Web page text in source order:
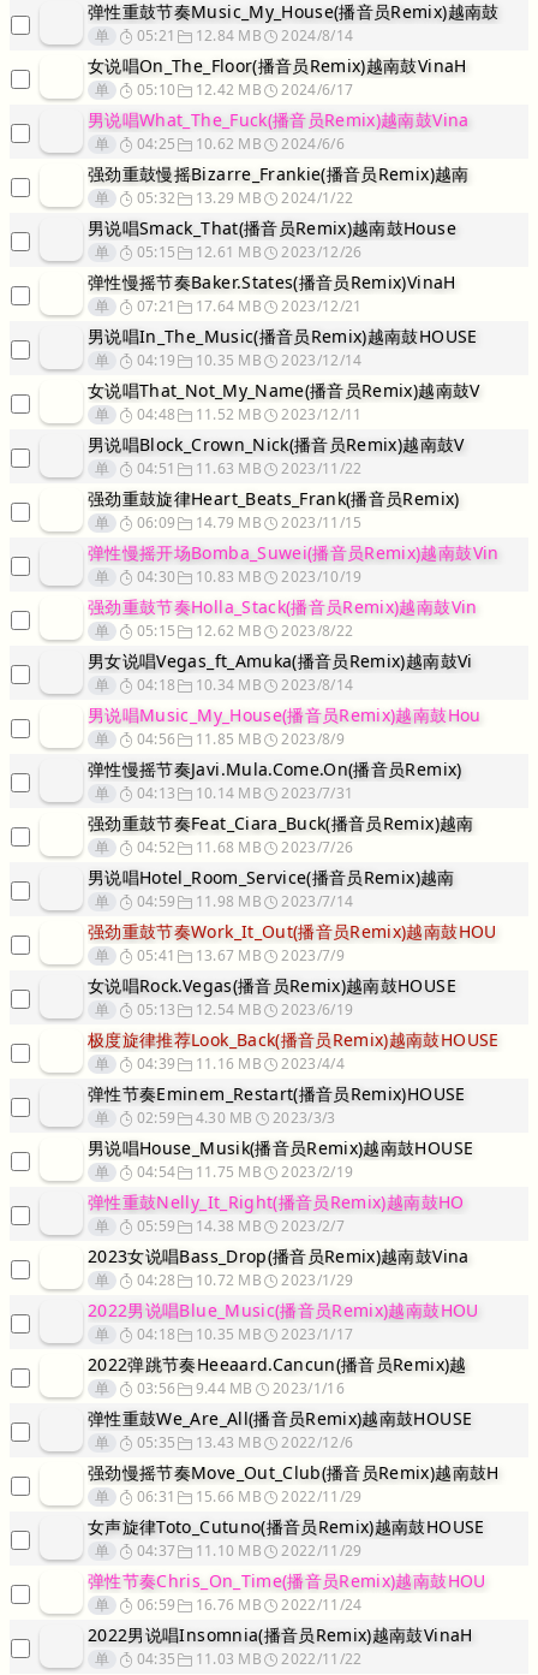
弹性重鼓节奏Music_My_House(播音员Remix)越南鼓
单 05:21 12.84 MB 2024/8/14
女说唱On_The_Floor(播音员Remix)越南鼓VinaH
单 05:10 12.42 MB 2024/6/17
男说唱What_The_Fuck(播音员Remix)越南鼓Vina
单 04:25 10.62 MB 2024/6/6
强劲重鼓慢摇Bizarre_Frankie(播音员Remix)越南
单 05:32 13.29 MB 2024/1/22
男说唱Smack_That(播音员Remix)越南鼓House
单 05:15 12.61 MB 2023/12/26
弹性慢摇节奏Baker.States(播音员Remix)VinaH
单 07:21 17.64 MB 2023/12/21
男说唱In_The_Music(播音员Remix)越南鼓HOUSE
单 04:19 10.35 MB 2023/12/14
女说唱That_Not_My_Name(播音员Remix)越南鼓V
单 04:48 11.52 MB 2023/12/11
男说唱Block_Crown_Nick(播音员Remix)越南鼓V
单 04:51 11.63 MB 2023/11/22
强劲重鼓旋律Heart_Beats_Frank(播音员Remix)
单 06:09 14.79 MB 2023/11/15
弹性慢摇开场Bomba_Suwei(播音员Remix)越南鼓Vin
单 04:30 10.83 MB 2023/10/19
强劲重鼓节奏Holla_Stack(播音员Remix)越南鼓Vin
单 05:15 12.62 MB 2023/8/22
男女说唱Vegas_ft_Amuka(播音员Remix)越南鼓Vi
单 04:18 10.34 MB 2023/8/14
男说唱Music_My_House(播音员Remix)越南鼓Hou
单 04:56 11.85 MB 2023/8/9
弹性慢摇节奏Javi.Mula.Come.On(播音员Remix)
单 04:13 10.14 MB 2023/7/31
强劲重鼓节奏Feat_Ciara_Buck(播音员Remix)越南
单 04:52 11.68 MB 2023/7/26
男说唱Hotel_Room_Service(播音员Remix)越南
单 04:59 11.98 MB 2023/7/14
强劲重鼓节奏Work_It_Out(播音员Remix)越南鼓HOU
单 05:41 13.67 MB 2023/7/9
女说唱Rock.Vegas(播音员Remix)越南鼓HOUSE
单 05:13 12.54 MB 2023/6/19
极度旋律推荐Look_Back(播音员Remix)越南鼓HOUSE
单 04:39 11.16 MB 2023/4/4
弹性节奏Eminem_Restart(播音员Remix)HOUSE
单 02:59 4.30 MB 2023/3/3
男说唱House_Musik(播音员Remix)越南鼓HOUSE
单 04:54 11.75 MB 2023/2/19
弹性重鼓Nelly_It_Right(播音员Remix)越南鼓HO
单 05:59 14.38 MB 2023/2/7
2023女说唱Bass_Drop(播音员Remix)越南鼓Vina
单 04:28 10.72 MB 2023/1/29
2022男说唱Blue_Music(播音员Remix)越南鼓HOU
单 04:18 10.35 MB 2023/1/17
2022弹跳节奏Heeaard.Cancun(播音员Remix)越
单 03:56 9.44 MB 2023/1/16
弹性重鼓We_Are_All(播音员Remix)越南鼓HOUSE
单 05:35 13.43 MB 2022/12/6
强劲慢摇节奏Move_Out_Club(播音员Remix)越南鼓H
单 06:31 15.66 MB 2022/11/29
女声旋律Toto_Cutuno(播音员Remix)越南鼓HOUSE
单 04:37 11.10 MB 2022/11/29
弹性节奏Chris_On_Time(播音员Remix)越南鼓HOU
单 06:59 16.76 MB 2022/11/24
2022男说唱Insomnia(播音员Remix)越南鼓VinaH
单 04:35 11.03 MB 2022/11/22